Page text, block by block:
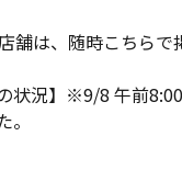
舗は、随時こちらで
状況】※9/8 午前